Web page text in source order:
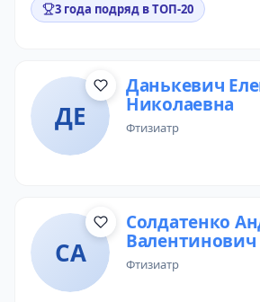
3 года подряд в ТОП-20
ДЕ
Данькевич
Николаевна
фтизиатр
СА
Солдатенко
Валентинович
фтизиатр